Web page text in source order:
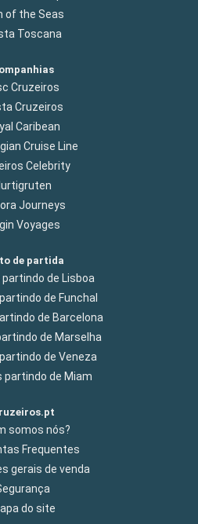
of the Seas
Toscana
Cruzeiros
Cruzeiros
Caribean
Cruise Line
Celebrity
Journeys
Voyages
de partida
de Lisboa
de Funchal
de Barcelona
de Marselha
de Veneza
partindo de Miam
somos nós?
Frequentes
gerais de venda
do site